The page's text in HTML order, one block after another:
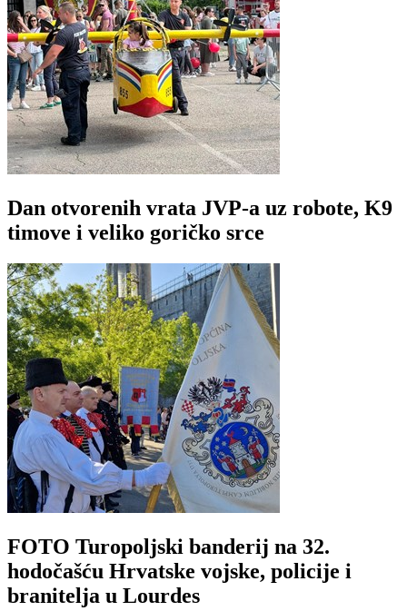
Dan otvorenih vrata JVP-a uz robote, K9
timove i veliko goričko srce
FOTO Turopoljski banderij na 32.
hodočašću Hrvatske vojske, policije i
branitelja u Lourdes